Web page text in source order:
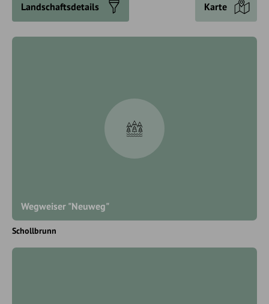
Landschaftsdetails Karte
Wegweiser "Neuweg"
Schollbrunn